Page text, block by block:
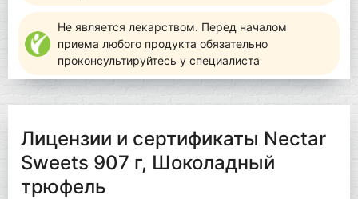
Не является лекарством. Перед началом
приема любого продукта обязательно
проконсультируйтесь у специалиста
Лицензии и сертификаты Nectar
Sweets 907 г, Шоколадный
трюфель